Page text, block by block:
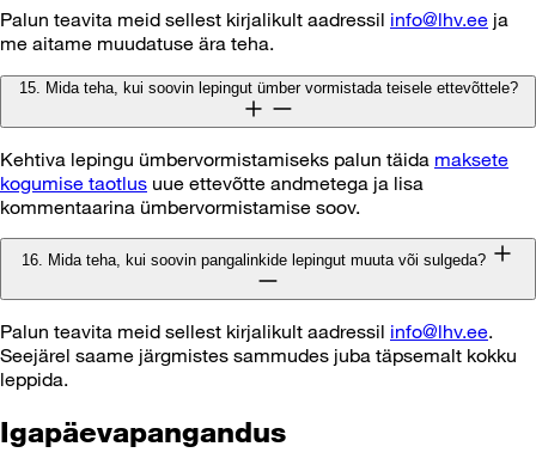
Palun teavita meid sellest kirjalikult aadressil info@lhv.ee ja
me aitame muudatuse ära teha.
15. Mida teha, kui soovin lepingut ümber vormistada teisele ettevõttele?
Kehtiva lepingu ümbervormistamiseks palun täida maksete
kogumise taotlus uue ettevõtte andmetega ja lisa
kommentaarina ümbervormistamise soov.
16. Mida teha, kui soovin pangalinkide lepingut muuta või sulgeda?
Palun teavita meid sellest kirjalikult aadressil info@lhv.ee.
Seejärel saame järgmistes sammudes juba täpsemalt kokku
leppida.
Igapäevapangandus